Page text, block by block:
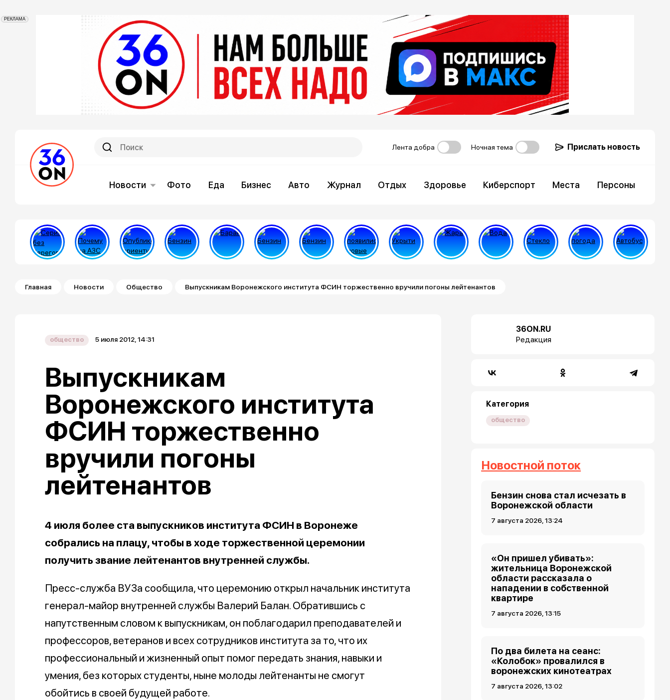
РЕКЛАМА
Лента добра Ночная тема Прислать новость
Новости Фото Еда Бизнес Авто Журнал Отдых Здоровье Киберспорт Места Персоны
Строка навигации
Главная Новости Общество Выпускникам Воронежского института ФСИН торжественно вручили погоны лейтенантов
общество 5 июля 2012, 14:31
Выпускникам
Воронежского института
ФСИН торжественно
вручили погоны
лейтенантов
4 июля более ста выпускников института ФСИН в Воронеже
собрались на плацу, чтобы в ходе торжественной церемонии
получить звание лейтенантов внутренней службы.
Пресс-служба ВУЗа сообщила, что церемонию открыл начальник института
генерал-майор внутренней службы Валерий Балан. Обратившись с
напутственным словом к выпускникам, он поблагодарил преподавателей и
профессоров, ветеранов и всех сотрудников института за то, что их
профессиональный и жизненный опыт помог передать знания, навыки и
умения, без которых студенты, ныне молоды лейтенанты не смогут
обойтись в своей будущей работе.
36ON.RU
Редакция
Категория
общество
Новостной поток
Бензин снова стал исчезать в
Воронежской области
7 августа 2026, 13:24
«Он пришел убивать»:
жительница Воронежской
области рассказала о
нападении в собственной
квартире
7 августа 2026, 13:15
По два билета на сеанс:
«Колобок» провалился в
воронежских кинотеатрах
7 августа 2026, 13:02